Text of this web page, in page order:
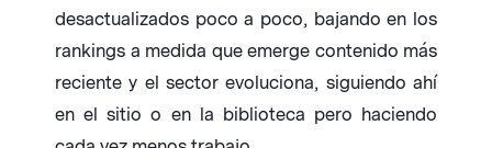
desactualizados poco a poco, bajando en los
rankings a medida que emerge contenido más
reciente y el sector evoluciona, siguiendo ahí
en el sitio o en la biblioteca pero haciendo